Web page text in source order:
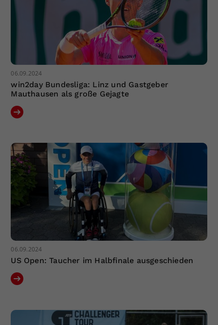
06.09.2024
win2day Bundesliga: Linz und Gastgeber
Mauthausen als große Gejagte
06.09.2024
US Open: Taucher im Halbfinale ausgeschieden